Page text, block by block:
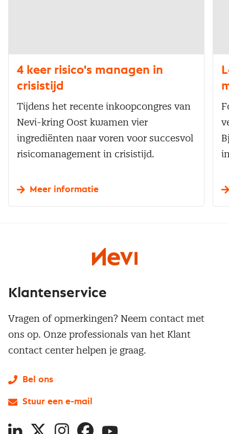
4 keer risico's managen in
crisistijd
Tijdens het recente inkoopcongres van
Nevi-kring Oost kwamen vier
ingrediënten naar voren voor succesvol
risicomanagement in crisistijd.
Meer informatie
Klantenservice
Vragen of opmerkingen? Neem contact met
ons op. Onze professionals van het Klant
contact center helpen je graag.
Bel ons
Stuur een e-mail
LinkedIn
X InstagramFacebookYouTube